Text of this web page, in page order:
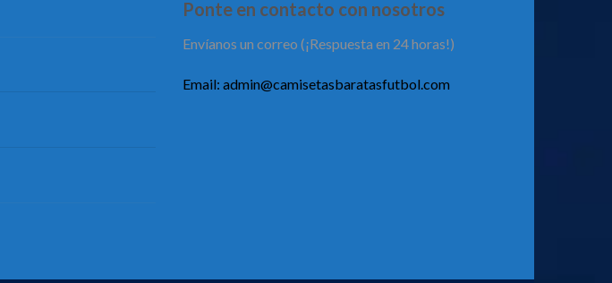
Ponte en contacto con nosotros
Envíanos un correo (¡Respuesta en 24 horas!)
Email: admin@camisetasbaratasfutbol.com